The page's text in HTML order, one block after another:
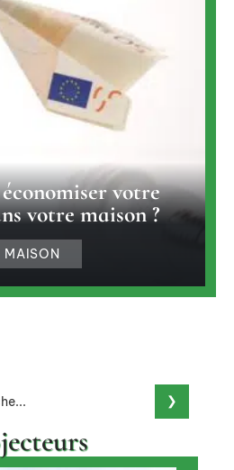
votre
votre maison ?
MAISON